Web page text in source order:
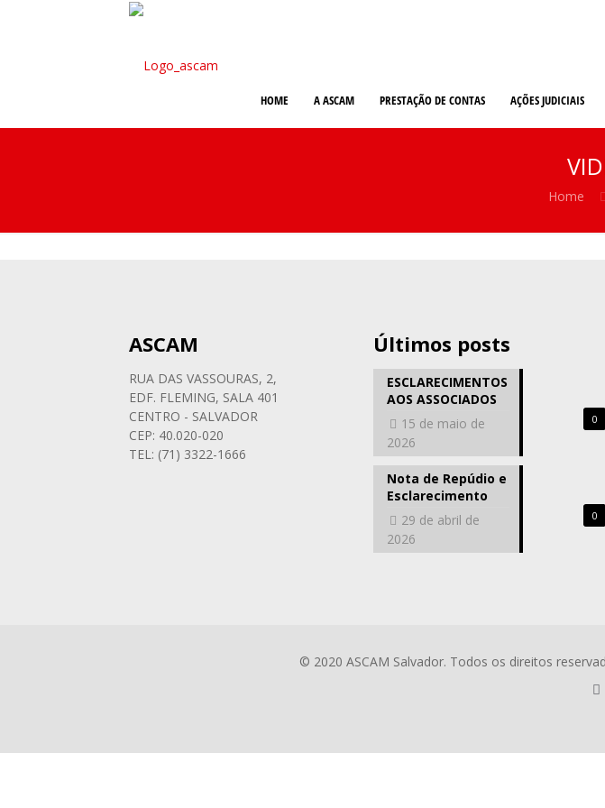
HOME A ASCAM PRESTAÇÃO DE CONTAS AÇÕES JUDICIAIS
Home
ASCAM
RUA DAS VASSOURAS, 2,
EDF. FLEMING, SALA 401
CENTRO - SALVADOR
CEP: 40.020-020
TEL: (71) 3322-1666
Últimos posts
0
ESCLARECIMENTOS
AOS ASSOCIADOS
15 de maio de
2026
0
Nota de Repúdio e
Esclarecimento
29 de abril de
2026
© 2020 ASCAM Salvador. Todos os direitos